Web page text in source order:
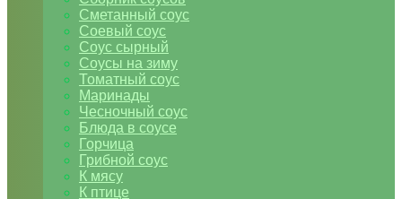
Сметанный соус
Соевый соус
Соус сырный
Соусы на зиму
Томатный соус
Маринады
Чесночный соус
Блюда в соусе
Горчица
Грибной соус
К мясу
К птице